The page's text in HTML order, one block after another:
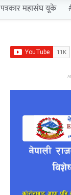
पत्रकार महासंघ यूके